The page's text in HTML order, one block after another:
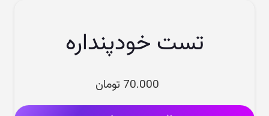
تست خودپنداره
70.000 تومان